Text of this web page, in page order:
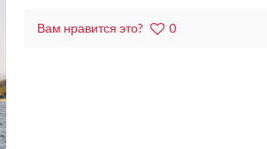
Вам нравится это? 0